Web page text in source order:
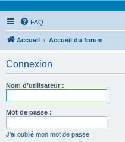
FAQ
Accueil Accueil du forum
Connexion
Nom d’utilisateur :
Mot de passe :
J’ai oublié mon mot de passe